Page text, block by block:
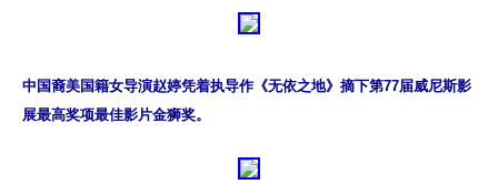
中国裔美国籍女导演赵婷凭着执导作《无依之地》摘下第77届威尼斯影
展最高奖项最佳影片金狮奖。